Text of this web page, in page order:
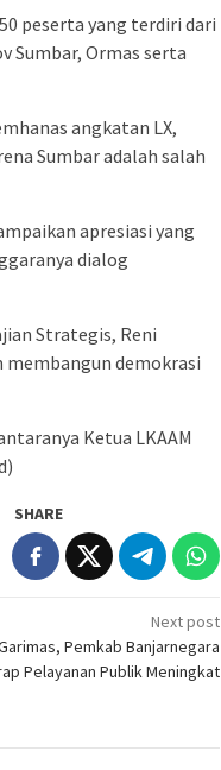
peserta yang terdiri dari
Sumbar, Ormas serta
angkatan LX,
Sumbar adalah salah
apresiasi yang
dialog
Strategis, Reni
demokrasi
Ketua LKAAM
SHARE
Next post
Pemkab Banjarnegara
Pelayanan Publik Meningkat